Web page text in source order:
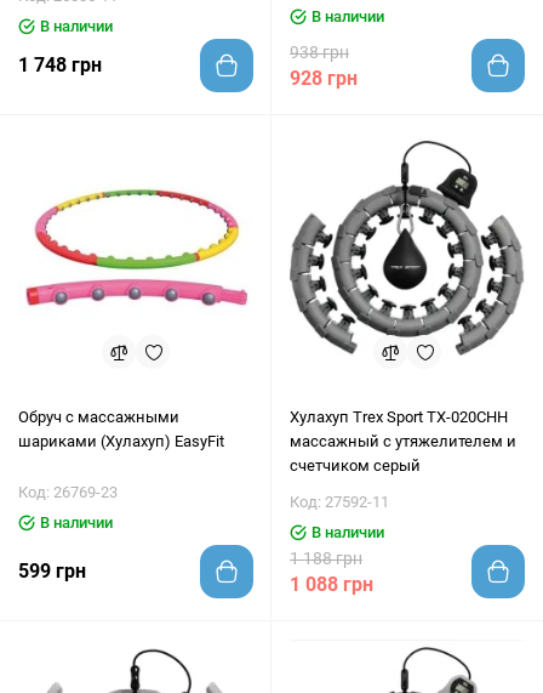
В наличии
1 748 грн
В наличии
938 грн
928 грн
Обруч с массажными
шариками (Хулахуп) EasyFit
Код: 26769-23
В наличии
599 грн
Хулахуп Trex Sport TX-020CHH
массажный с утяжелителем и
счетчиком серый
Код: 27592-11
В наличии
1 188 грн
1 088 грн